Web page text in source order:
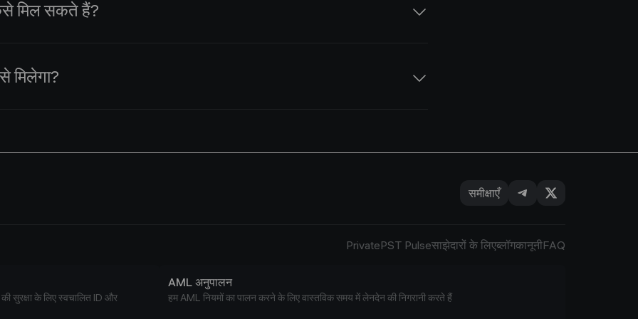
विचारधारा वाले लोग हैं 😇
मिल सकते हैं?
100 हजार ग्राहकों से अधिक है तो हमसे संपर्क करें।
मिलेगा?
समीक्षाएँ
PrivatePST Pulseसाझेदारों के लिएब्लॉगकानूनीFAQ
सुरक्षा के लिए स्वचालित ID और
AML अनुपालन
हम AML नियमों का पालन करने के लिए वास्तविक समय में लेनदेन की निगरानी करते हैं